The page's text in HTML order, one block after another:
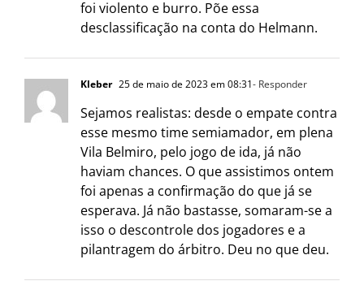
foi violento e burro. Põe essa
desclassificação na conta do Helmann.
Kleber 25 de maio de 2023 em 08:31- Responder
Sejamos realistas: desde o empate contra
esse mesmo time semiamador, em plena
Vila Belmiro, pelo jogo de ida, já não
haviam chances. O que assistimos ontem
foi apenas a confirmação do que já se
esperava. Já não bastasse, somaram-se a
isso o descontrole dos jogadores e a
pilantragem do árbitro. Deu no que deu.